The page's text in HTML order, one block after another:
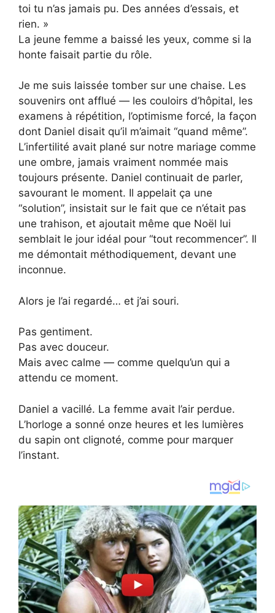
toi tu n’as jamais pu. Des années d’essais, et
rien. »
La jeune femme a baissé les yeux, comme si la
honte faisait partie du rôle.
Je me suis laissée tomber sur une chaise. Les
souvenirs ont afflué — les couloirs d’hôpital, les
examens à répétition, l’optimisme forcé, la façon
dont Daniel disait qu’il m’aimait “quand même”.
L’infertilité avait plané sur notre mariage comme
une ombre, jamais vraiment nommée mais
toujours présente. Daniel continuait de parler,
savourant le moment. Il appelait ça une
“solution”, insistait sur le fait que ce n’était pas
une trahison, et ajoutait même que Noël lui
semblait le jour idéal pour “tout recommencer”. Il
me démontait méthodiquement, devant une
inconnue.
Alors je l’ai regardé… et j’ai souri.
Pas gentiment.
Pas avec douceur.
Mais avec calme — comme quelqu’un qui a
attendu ce moment.
Daniel a vacillé. La femme avait l’air perdue.
L’horloge a sonné onze heures et les lumières
du sapin ont clignoté, comme pour marquer
l’instant.